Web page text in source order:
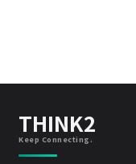
THINK2
Keep Connecting.